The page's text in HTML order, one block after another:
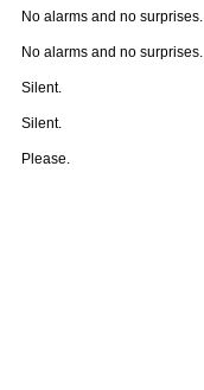
No alarms and no surprises.
No alarms and no surprises.
Silent.
Silent.
Please.